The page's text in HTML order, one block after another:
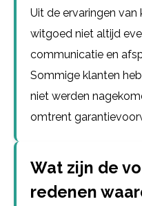
Uit de ervaringen
witgoed niet altijd
communicatie en
Sommige klanten
niet werden
omtrent
Wat zijn de
redenen